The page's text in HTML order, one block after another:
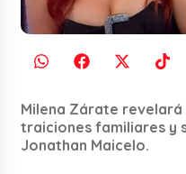
Milena Zárate
traiciones familiares y
Jonathan Maicelo.